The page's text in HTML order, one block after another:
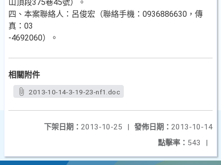
山頂段375巷45號）。
四、本案聯絡人：呂俊宏（聯絡手機：0936886630，傳
真：03
-4692060）。
相關附件
2013-10-14-3-19-23-nf1.doc
發佈日期： 2013-10-14
下架日期： 2013-10-25
|
點擊率： 543 |